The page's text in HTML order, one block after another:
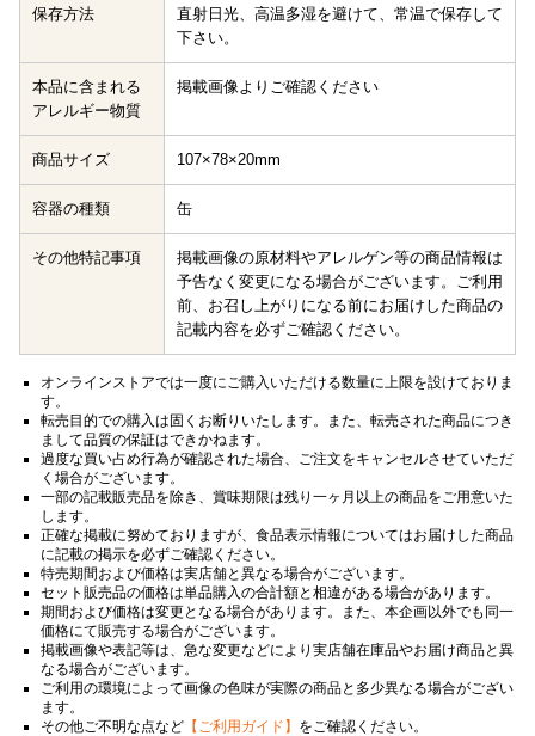
保存方法
直射日光、高温多湿を避けて、常温で保存して
下さい。
本品に含まれる
アレルギー物質
掲載画像よりご確認ください
商品サイズ 107×78×20mm
容器の種類 缶
その他特記事項
掲載画像の原材料やアレルゲン等の商品情報は
予告なく変更になる場合がございます。ご利用
前、お召し上がりになる前にお届けした商品の
記載内容を必ずご確認ください。
オンラインストアでは一度にご購入いただける数量に上限を設けておりま
す。
転売目的での購入は固くお断りいたします。また、転売された商品につき
まして品質の保証はできかねます。
過度な買い占め行為が確認された場合、ご注文をキャンセルさせていただ
く場合がございます。
一部の記載販売品を除き、賞味期限は残り一ヶ月以上の商品をご用意いた
します。
正確な掲載に努めておりますが、食品表示情報についてはお届けした商品
に記載の掲示を必ずご確認ください。
特売期間および価格は実店舗と異なる場合がございます。
セット販売品の価格は単品購入の合計額と相違がある場合があります。
期間および価格は変更となる場合があります。また、本企画以外でも同一
価格にて販売する場合がございます。
掲載画像や表記等は、急な変更などにより実店舗在庫品やお届け商品と異
なる場合がございます。
ご利用の環境によって画像の色味が実際の商品と多少異なる場合がござい
ます。
その他ご不明な点など 【ご利用ガイド】 をご確認ください。